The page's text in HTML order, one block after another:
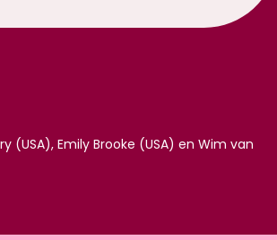
(USA), Emily Brooke (USA) en Wim van